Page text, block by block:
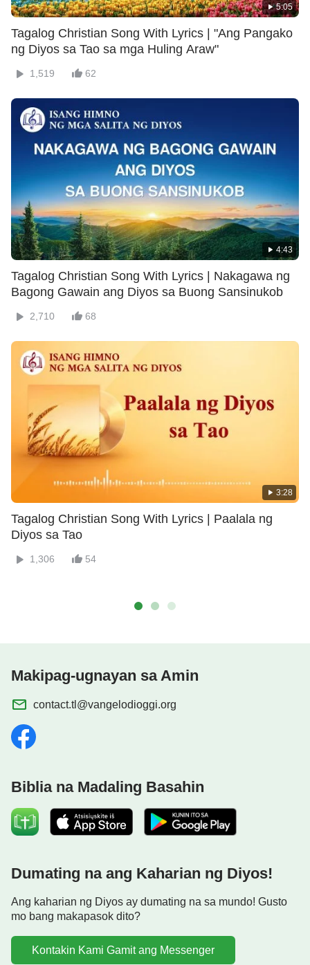
5:05
Tagalog Christian Song With Lyrics | "Ang Pangako
ng Diyos sa Tao sa mga Huling Araw"
1,519 62
4:43
Tagalog Christian Song With Lyrics | Nakagawa ng
Bagong Gawain ang Diyos sa Buong Sansinukob
2,710 68
3:28
Tagalog Christian Song With Lyrics | Paalala ng
Diyos sa Tao
1,306 54
Makipag-ugnayan sa Amin
contact.tl@vangelodioggi.org
Biblia na Madaling Basahin
Dumating na ang Kaharian ng Diyos!
Ang kaharian ng Diyos ay dumating na sa mundo! Gusto
mo bang makapasok dito?
Kontakin Kami Gamit ang Messenger